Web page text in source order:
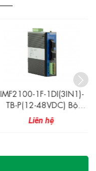
1F-1DI(3IN1)-
TB-P(12-48VDC) Bộ
Chuyển Đổi Tín Hiệu 1
RS-232/485/422
Liên hệ